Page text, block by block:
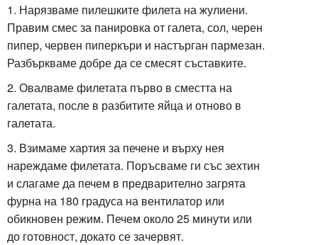
1. Нарязваме пилешките филета на жулиени.
Правим смес за панировка от галета, сол, черен
пипер, червен пиперкъри и настърган пармезан.
Разбъркваме добре да се смесят съставките.
2. Овалваме филетата първо в сместта на
галетата, после в разбитите яйца и отново в
галетата.
3. Взимаме хартия за печене и върху нея
нареждаме филетата. Поръсваме ги със зехтин
и слагаме да печем в предварително загрята
фурна на 180 градуса на вентилатор или
обикновен режим. Печем около 25 минути или
до готовност, докато се зачервят.